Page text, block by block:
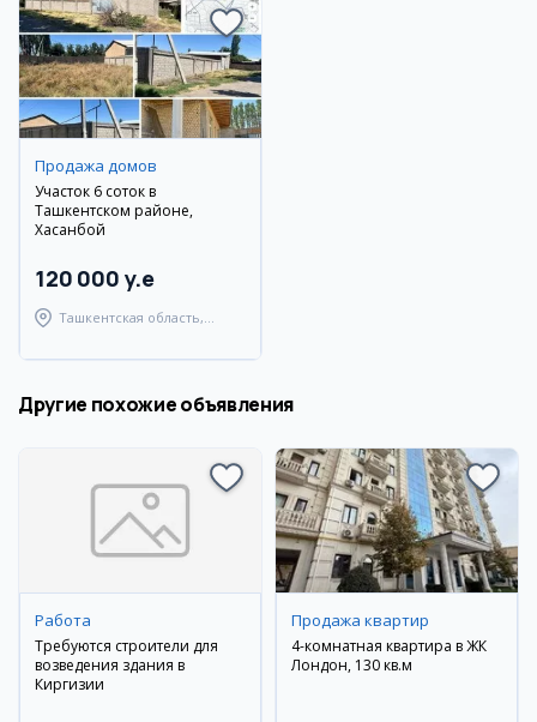
Продажа домов
Участок 6 соток в
Ташкентском районе,
Хасанбой
120 000 y.e
Ташкентская область,
Другие похожие объявления
Работа
Требуются строители для
возведения здания в
Киргизии
Продажа квартир
4-комнатная квартира в ЖК
Лондон, 130 кв.м